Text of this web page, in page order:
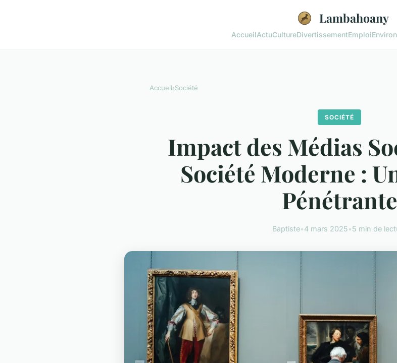
Lambahoany
AccueilActuCultureDivertissementEmploi
Accueil›Société
SOCIÉTÉ
Impact des Médias
Société Moderne :
Pénétrante
Baptiste•4 mars 2025•5 min de